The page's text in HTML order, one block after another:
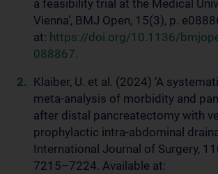
a feasibility trial at the Medical
Vienna’, BMJ Open, 15(3), p.
at: https://doi.org/10.1136/
088867.
Klaiber, U. et al. (2024) ‘A
meta-analysis of morbidity and
after distal pancreatectomy with
prophylactic intra-abdominal
International Journal of Surgery,
7215–7224. Available at: